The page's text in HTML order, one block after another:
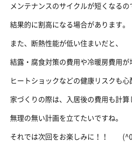
メンテナンスのサイクルが短くなるの
結果的に割高になる場合があります。
また、断熱性能が低い住まいだと、
結露・腐食対策の費用や冷暖房費用が
ヒートショックなどの健康リスクも心
家づくりの際は、入居後の費用も計算
無理の無い計画を立てたいですね。
それでは次回をお楽しみに！！